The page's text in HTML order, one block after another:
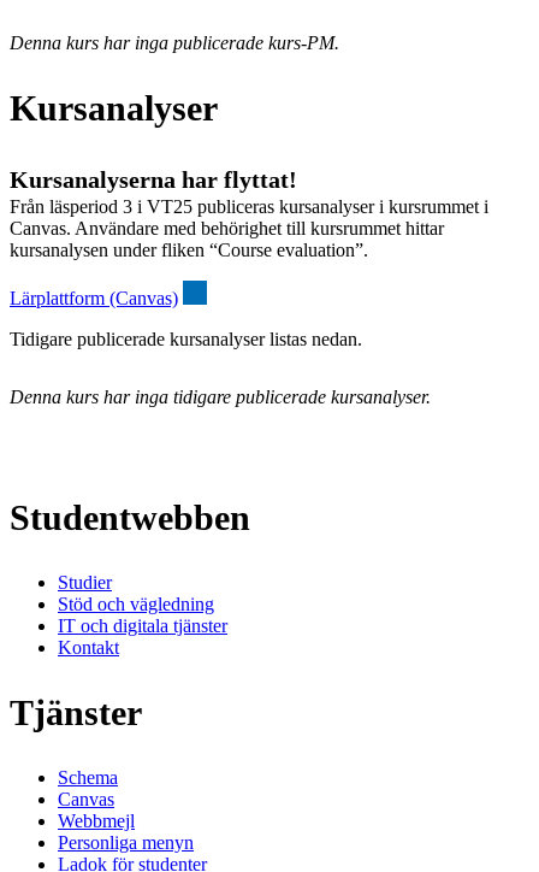
Denna kurs har inga publicerade kurs-PM.
Kursanalyser
Kursanalyserna har flyttat!
Från läsperiod 3 i VT25 publiceras kursanalyser i kursrummet i
Canvas. Användare med behörighet till kursrummet hittar
kursanalysen under fliken “Course evaluation”.
Lärplattform (Canvas)
Tidigare publicerade kursanalyser listas nedan.
Denna kurs har inga tidigare publicerade kursanalyser.
Studentwebben
Studier
Stöd och vägledning
IT och digitala tjänster
Kontakt
Tjänster
Schema
Canvas
Webbmejl
Personliga menyn
Ladok för studenter